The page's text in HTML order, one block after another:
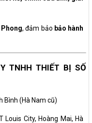
, đảm bảo bảo hành
TNHH THIẾT BỊ SỐ
Bình (Hà Nam cũ)
Louis City, Hoàng Mai, Hà